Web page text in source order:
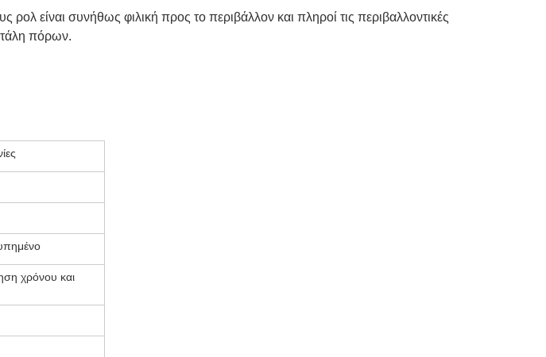
είναι συνήθως φιλική προς το περιβάλλον και πληροί τις περιβαλλοντικές
πόρων.
χρόνου και